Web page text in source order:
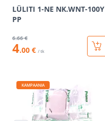
LÜLITI 1-NE NK.WNT-100Y
PP
6.66 €
4.00 € / tk
KAMPAANIA